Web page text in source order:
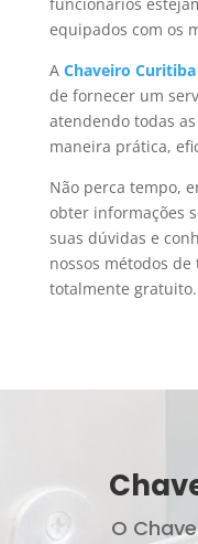
equipados com os
A Chaveiro Curitiba
de fornecer um
atendendo todas
maneira prática,
Não perca tempo,
obter informações
suas dúvidas e
nossos métodos
totalmente gratuito.
O